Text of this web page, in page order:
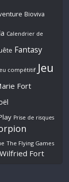
Bioviva
Calendrier de
Fantasy
compétitif Jeu
Fort
Prise de risques
The Flying Games
Wilfried Fort